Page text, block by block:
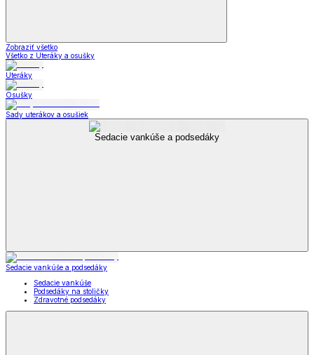
Zobraziť všetko
Všetko z Uteráky a osušky
Uteráky
Osušky
Sady uterákov a osušiek
Sedacie vankúše a podsedáky
Sedacie vankúše a podsedáky
Sedacie vankúše
Podsedáky na stoličky
Zdravotné podsedáky